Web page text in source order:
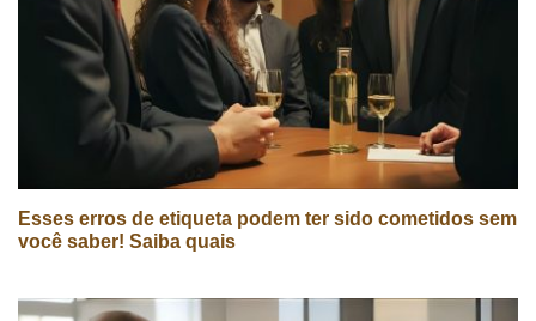
Esses erros de etiqueta podem ter sido cometidos sem
você saber! Saiba quais